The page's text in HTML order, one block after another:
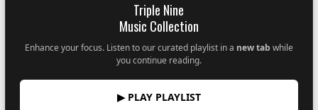
Triple Nine
Music Collection
Enhance your focus. Listen to our curated playlist in a new tab while
you continue reading.
▶ PLAY PLAYLIST